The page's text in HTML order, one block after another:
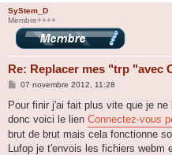
SyStem_D
Membre++++
Re: Replacer mes "trp "avec
M
s
a
g
e
07 novembre 2012, 11:28
Pour finir j'ai fait plus vite que je ne
donc voici le lien Connectez-vous
brut de brut mais cela fonctionne
Lufop je t'envois les fichiers